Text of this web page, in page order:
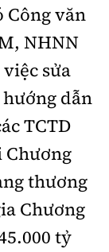
có sự
Công văn
NHNN
sửa
dẫn
TCTD
thương
Chương
tỷ